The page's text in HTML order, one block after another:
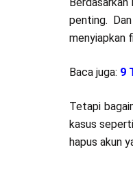
penting.
menyiapkan
Baca juga: 9
Tetapi
kasus
hapus akun